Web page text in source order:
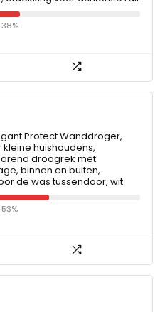
Protect Wanddroger,
kleine huishoudens,
droogrek met
binnen en buiten,
de was tussendoor, wit